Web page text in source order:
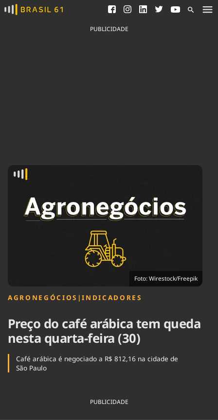
Ver todas as notícias
Saneamento
Indicadores
Agronegócios
Brasil Mineral
Ciência &
Tecnologia
Economia
Educação
Infraestrutura
Internacional
Política
Saúde
Tempo
PUBLICIDADE
Foto: Wirestock/Freepik
AGRONEGÓCIOS |INDICADORES
Preço do café arábica tem queda
nesta quarta-feira (30)
Café arábica é negociado a R$ 812,16 na cidade de
São Paulo
PUBLICIDADE